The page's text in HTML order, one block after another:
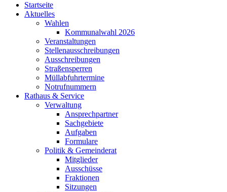
Startseite
Aktuelles
Wahlen
Kommunalwahl 2026
Veranstaltungen
Stellenausschreibungen
Ausschreibungen
Straßensperren
Müllabfuhrtermine
Notrufnummern
Rathaus & Service
Verwaltung
Ansprechpartner
Sachgebiete
Aufgaben
Formulare
Politik & Gemeinderat
Mitglieder
Ausschüsse
Fraktionen
Sitzungen